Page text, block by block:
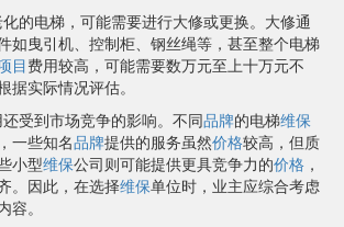
的电梯，可能需要进行大修或更换。大修通
如曳引机、控制柜、钢丝绳等，甚至整个电梯
目费用较高，可能需要数万元至上十万元不
据实际情况评估。
还受到市场竞争的影响。不同品牌的电梯维保
一些知名品牌提供的服务虽然价格较高，但质
小型维保公司则可能提供更具竞争力的价格 ，
。因此，在选择维保单位时，业主应综合考虑
容。